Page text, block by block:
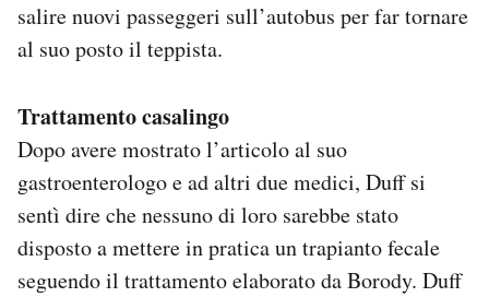
salire nuovi passeggeri sull’autobus per far tornare
al suo posto il teppista.
Trattamento casalingo
Dopo avere mostrato l’articolo al suo
gastroenterologo e ad altri due medici, Duff si
sentì dire che nessuno di loro sarebbe stato
disposto a mettere in pratica un trapianto fecale
seguendo il trattamento elaborato da Borody. Duff